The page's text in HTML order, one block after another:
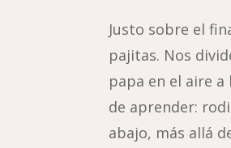
Justo sobre el
pajitas. Nos
papa en el aire
de aprender:
abajo, más allá